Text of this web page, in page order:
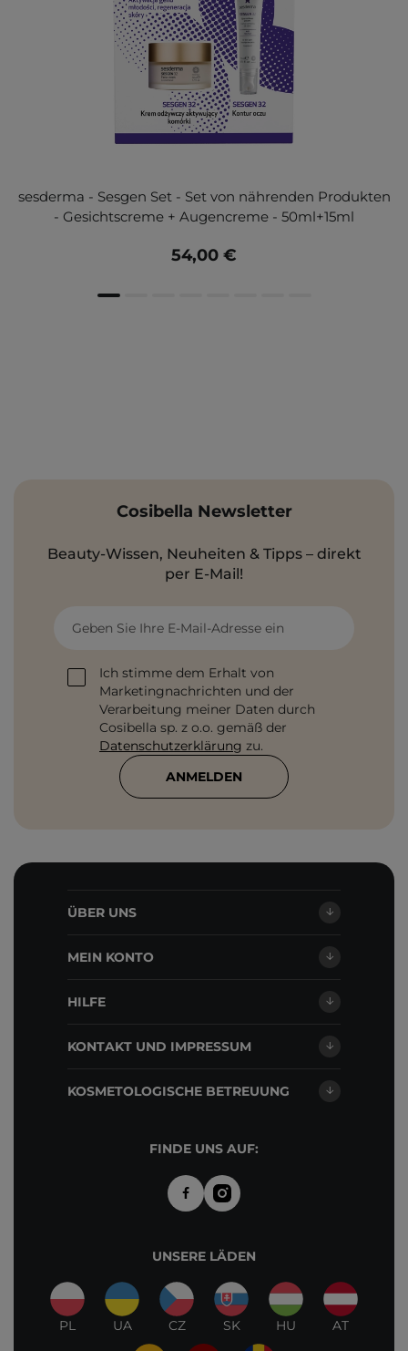
sesderma - Sesgen Set - Set von nährenden Produkten
- Gesichtscreme + Augencreme - 50ml+15ml
54,00 €
Cosibella Newsletter
Beauty-Wissen, Neuheiten & Tipps – direkt
per E-Mail!
Geben Sie Ihre E-Mail-Adresse ein
Ich stimme dem Erhalt von
Marketingnachrichten und der
Verarbeitung meiner Daten durch
Cosibella sp. z o.o. gemäß der
Datenschutzerklärung zu.
ANMELDEN
ÜBER UNS
MEIN KONTO
HILFE
KONTAKT UND IMPRESSUM
KOSMETOLOGISCHE BETREUUNG
FINDE UNS AUF:
UNSERE LÄDEN
PL UA CZ SK HU AT